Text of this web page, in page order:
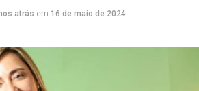
atrás em 16 de maio de 2024